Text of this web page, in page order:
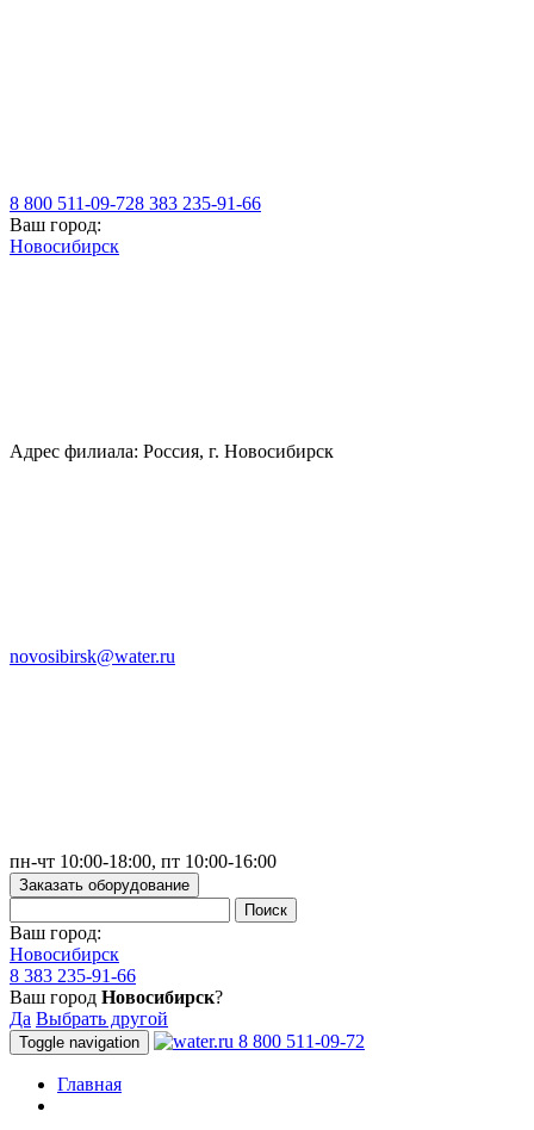
8 800 511-09-728 383 235-91-66
Ваш город:
Новосибирск
Адрес филиала: Россия, г. Новосибирск
novosibirsk@water.ru
пн-чт 10:00-18:00, пт 10:00-16:00
Заказать оборудование
Ваш город:
Новосибирск
8 383 235-91-66
Ваш город Новосибирск?
Да Выбрать другой
Toggle navigation 8 800 511-09-72
Главная